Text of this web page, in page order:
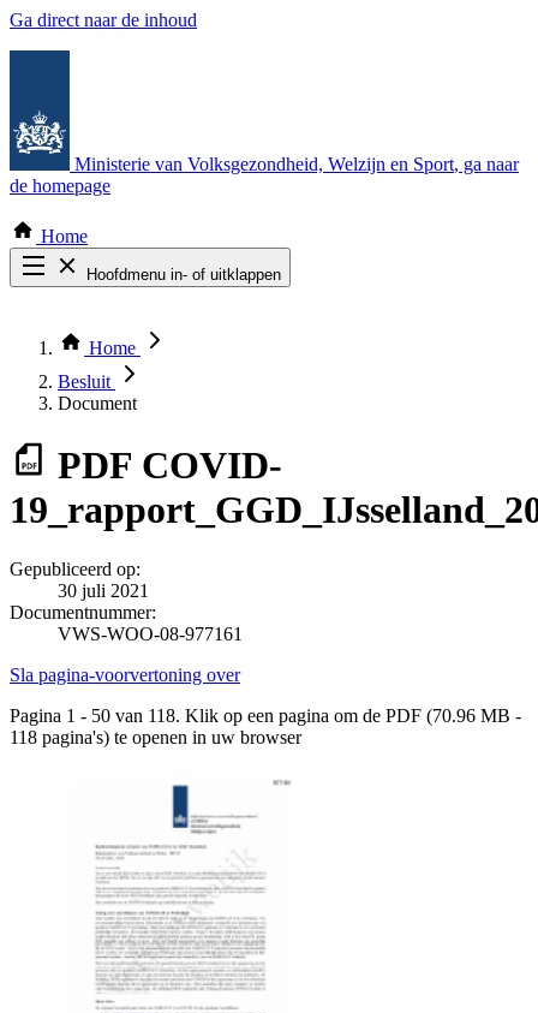
Ga direct naar de inhoud
Ministerie van Volksgezondheid, Welzijn en Sport, ga naar
de homepage
Home
Hoofdmenu in- of uitklappen
Thema COVID-19
Bekijk per bestuursorgaan
Home
Besluit
Document
PDF COVID-
Gepubliceerd op:
30 juli 2021
Documentnummer:
VWS-WOO-08-977161
Sla pagina-voorvertoning over
Pagina 1 - 50 van 118. Klik op een pagina om de PDF (70.96 MB -
118 pagina's) te openen in uw browser